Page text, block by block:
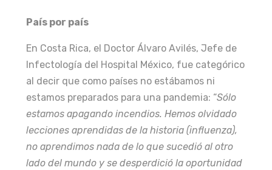
País por país
En Costa Rica, el Doctor Álvaro Avilés, Jefe de
Infectología del Hospital México, fue categórico
al decir que como países no estábamos ni
estamos preparados para una pandemia: “Sólo
estamos apagando incendios. Hemos olvidado
lecciones aprendidas de la historia (influenza),
no aprendimos nada de lo que sucedió al otro
lado del mundo y se desperdició la oportunidad